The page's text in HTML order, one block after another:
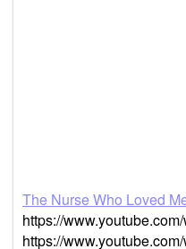
The Nurse Who Loved
https://
https://